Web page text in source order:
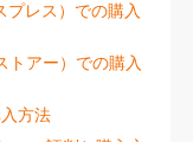
プレス）での購入
トアー）での購入
方法